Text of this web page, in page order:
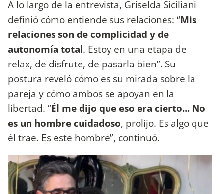
A lo largo de la entrevista, Griselda Siciliani
definió cómo entiende sus relaciones: “Mis
relaciones son de complicidad y de
autonomía total. Estoy en una etapa de
relax, de disfrute, de pasarla bien”. Su
postura reveló cómo es su mirada sobre la
pareja y cómo ambos se apoyan en la
libertad. “Él me dijo que eso era cierto... No
es un hombre cuidadoso, prolijo. Es algo que
él trae. Es este hombre”, continuó.